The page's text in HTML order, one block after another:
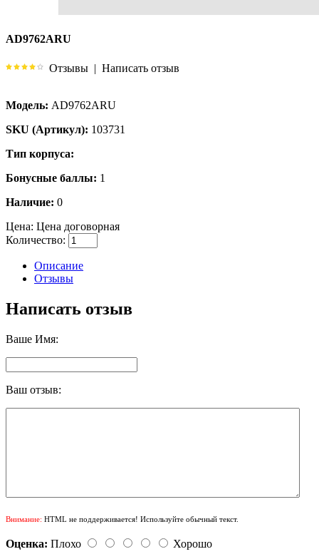
AD9762ARU
Отзывы | Написать отзыв
Модель: AD9762ARU
SKU (Артикул): 103731
Тип корпуса:
Бонусные баллы: 1
Наличие: 0
Цена: Цена договорная
Количество:
Описание
Отзывы
Написать отзыв
Ваше Имя:
Ваш отзыв:
Внимание: HTML не поддерживается! Используйте обычный текст.
Оценка: Плохо
Хорошо